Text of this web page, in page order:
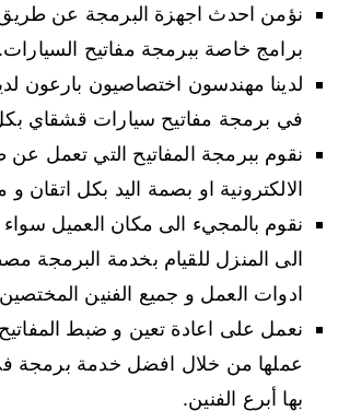
نؤمن احدث اجهزة البرمجة عن طريق
برامج خاصة ببرمجة مفاتيح السيارات.
لدينا مهندسون اختصاصيون بارعون
في برمجة مفاتيح سيارات قشقاي بكل
نقوم ببرمجة المفاتيح التي تعمل
الالكترونية او بصمة اليد بكل اتقان و
نقوم بالمجيء الى مكان العميل سواء
الى المنزل للقيام بخدمة البرمجة
ادوات العمل و جميع الفنين
نعمل على اعادة تعين و ضبط
عملها من خلال افضل خدمة برمجة
بها أبرع الفنين.